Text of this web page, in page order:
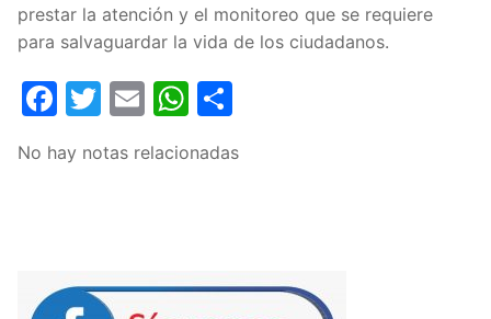
prestar la atención y el monitoreo que se requiere
para salvaguardar la vida de los ciudadanos.
Facebook
Twitter
EmailWhatsApp
No hay notas relacionadas